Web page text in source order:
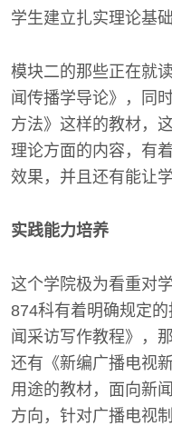
学生建立扎实理论基础
模块二的那些正在就
闻传播学导论》，同
方法》这样的教材，
理论方面的内容，有
效果，并且还有能让
实践能力培养
这个学院极为看重对
874科有着明确规定
闻采访写作教程》，
还有《新编广播电视
用途的教材，面向新
方向，针对广播电视